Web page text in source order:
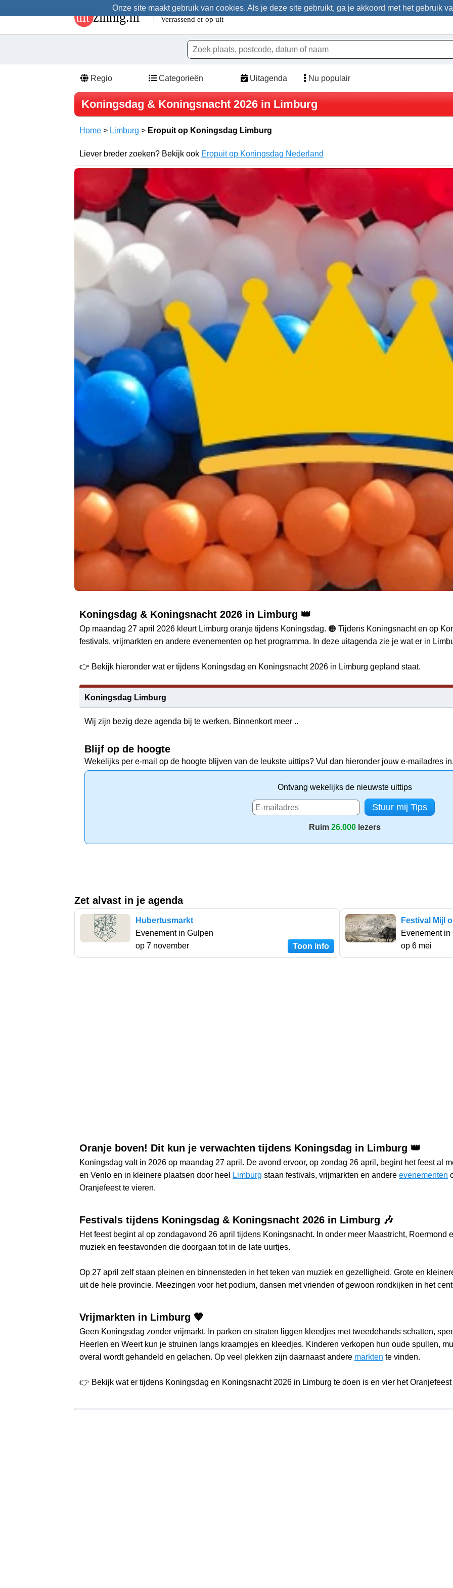
Onze site maakt gebruik van cookies. Als je deze site gebruikt, ga je akkoord met het gebruik
Regio Categorieën Uitagenda Nu populair
Koningsdag & Koningsnacht 2026 in Limburg
Home > Limburg > Eropuit op Koningsdag Limburg
Liever breder zoeken? Bekijk ook Eropuit op Koningsdag Nederland
Koningsdag & Koningsnacht 2026 in Limburg 👑
Op maandag 27 april 2026 kleurt Limburg oranje tijdens Koningsdag. 🟠 Tijdens Koningsnacht en op
festivals, vrijmarkten en andere evenementen op het programma. In deze uitagenda zie je wat er in
👉 Bekijk hieronder wat er tijdens Koningsdag en Koningsnacht 2026 in Limburg gepland staat.
Koningsdag Limburg
Wij zijn bezig deze agenda bij te werken. Binnenkort meer ..
Blijf op de hoogte
Wekelijks per e-mail op de hoogte blijven van de leukste uittips? Vul dan hieronder jouw e-mailadres
Ontvang wekelijks de nieuwste uittips
Ruim 26.000 lezers
Zet alvast in je agenda
Hubertusmarkt
Evenement in Gulpen
op 7 november
Toon info
Festival Mijl
Evenement in
op 6 mei
Oranje boven! Dit kun je verwachten tijdens Koningsdag in Limburg 👑
Koningsdag valt in 2026 op maandag 27 april. De avond ervoor, op zondag 26 april, begint het feest al
en Venlo en in kleinere plaatsen door heel
Limburg staan festivals, vrijmarkten en andere evenementen
Oranjefeest te vieren.
Festivals tijdens Koningsdag & Koningsnacht 2026 in Limburg 🎶
Het feest begint al op zondagavond 26 april tijdens Koningsnacht. In onder meer Maastricht, Roermond
muziek en feestavonden die doorgaan tot in de late uurtjes.
Op 27 april zelf staan pleinen en binnensteden in het teken van muziek en gezelligheid. Grote en
uit de hele provincie. Meezingen voor het podium, dansen met vrienden of gewoon rondkijken in het
Vrijmarkten in Limburg 🧡
Geen Koningsdag zonder vrijmarkt. In parken en straten liggen kleedjes met tweedehands schatten,
Heerlen en Weert kun je struinen langs kraampjes en kleedjes. Kinderen verkopen hun oude spullen,
overal wordt gehandeld en gelachen. Op veel plekken zijn daarnaast andere markten te vinden.
👉 Bekijk wat er tijdens Koningsdag en Koningsnacht 2026 in Limburg te doen is en vier het Oranjefeest